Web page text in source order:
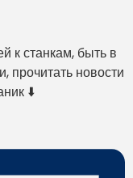
к станкам, быть в
прочитать новости
⬇️